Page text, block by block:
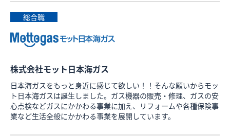
総合職
株式会社モット日本海ガス
日本海ガスをもっと身近に感じて欲しい！！そんな願いからモッ
ト日本海ガスは誕生しました。ガス機器の販売・修理、ガスの安
心点検などガスにかかわる事業に加え、リフォームや各種保険事
業など生活全般にかかわる事業を展開しています。